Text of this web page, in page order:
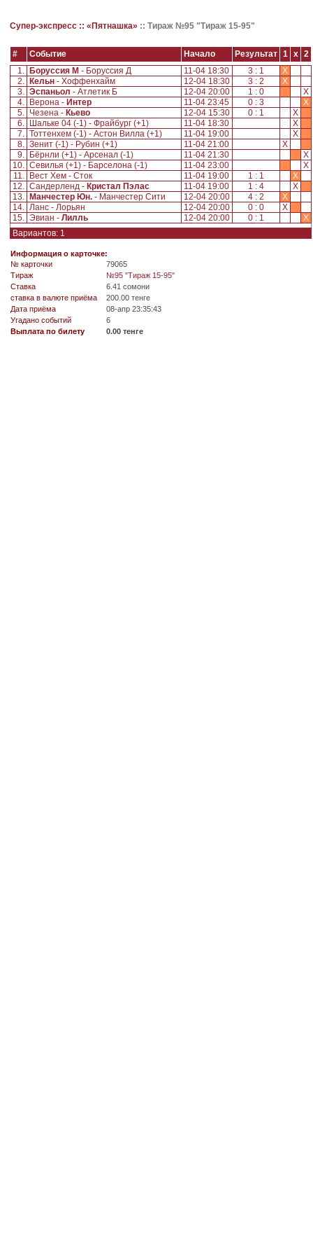
Супер-экспресс :: «Пятнашка» :: Тираж №95 "Тираж 15-95"
# Событие Начало Результат 1 x
2
1.
Боруссия М - Боруссия Д 11-04 18:30 3 : 1
X
2.
Кельн - Хоффенхайм 12-04 18:30 3 : 2
X
3. Эспаньол - Атлетик Б 12-04 20:00 1 : 0
X
4.
Верона - Интер 11-04 23:45 0 : 3
X
5. Чезена - Кьево 12-04 15:30 0 : 1
X
6.
Шальке 04 (-1) - Фрайбург (+1) 11-04 18:30
X
7. Тоттенхем (-1) - Астон Вилла (+1) 11-04 19:00
X
8. Зенит (-1) - Рубин (+1) 11-04 21:00
X
9.
Бёрнли (+1) - Арсенал (-1) 11-04 21:30
X
10. Севилья (+1) - Барселона (-1) 11-04 23:00
X
11.
Вест Хем - Сток 11-04 19:00 1 : 1
X
12. Сандерленд - Кристал Пэлас 11-04 19:00 1 : 4
X
13.
Манчестер Юн. - Манчестер Сити 12-04 20:00 4 : 2
X
14. Ланс - Лорьян 12-04 20:00 0 : 0
X
15. Эвиан - Лилль 12-04 20:00 0 : 1
X
Вариантов: 1
Информация о карточке:
№ карточки
79065
Tираж
№95 "Тираж 15-95"
Ставка
6.41 сомони
ставка в валюте приёма
200.00 тенге
Дата приёма
08-апр 23:35:43
Угадано событий
6
Выплата по билету
0.00 тенге